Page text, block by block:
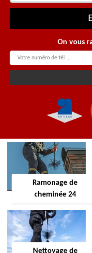
On vous
Ramonage de
cheminée 24
Nettoyage de